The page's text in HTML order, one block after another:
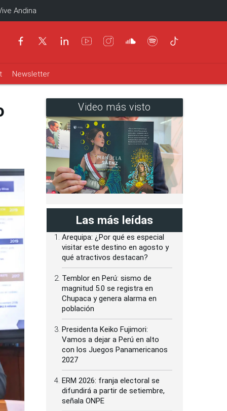
Andina
Newsletter
Video más visto
Las más leídas
Arequipa: ¿Por qué es especial
visitar este destino en agosto y
qué atractivos destacan?
Temblor en Perú: sismo de
magnitud 5.0 se registra en
Chupaca y genera alarma en
población
Presidenta Keiko Fujimori:
Vamos a dejar a Perú en alto
con los Juegos Panamericanos
2027
ERM 2026: franja electoral se
difundirá a partir de setiembre,
señala ONPE